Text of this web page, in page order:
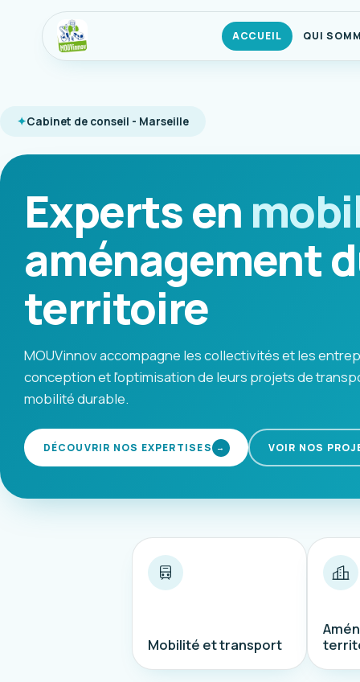
ACCUEIL QUI
Cabinet de conseil - Marseille
Experts en
aménagement
territoire
MOUVinnov accompagne les collectivités et les
conception et l'optimisation de leurs projets de
mobilité durable.
DÉCOUVRIR NOS EXPERTISES → VOIR NOS
Mobilité et transport